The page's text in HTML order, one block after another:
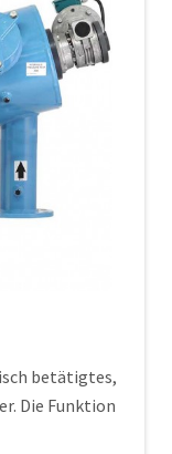
betätigtes,
Die Funktion